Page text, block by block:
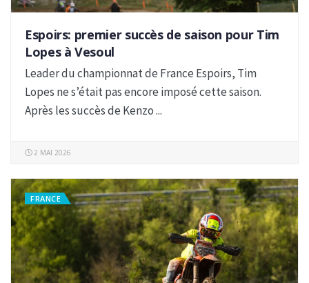
Espoirs: premier succès de saison pour Tim
Lopes à Vesoul
Leader du championnat de France Espoirs, Tim
Lopes ne s’était pas encore imposé cette saison.
Après les succès de Kenzo ...
2 MAI 2026
FRANCE